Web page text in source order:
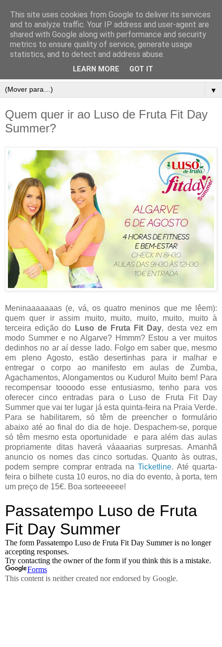
▼
Quem quer ir ao Luso de Fruta Fit Day
Summer?
Meninaaaaaaas (e, vá, os quatro meninos que me lêem):
quem quer ir assim muito, muito, muito, muito, muito à
terceira edição do
Luso de Fruta Fit Day, desta vez em
modo Summer e no Algarve? Hmmm? Estou a ver muitos
dedinhos no ar aí desse lado. Folgo em saber que, mesmo
em pleno Agosto, estão desertinhas para ir malhar e
entregar o corpo ao manifesto em aulas de Zumba,
Agachamentos, Alongamentos ou Kuduro! Muito bem! Para
recompensar toooodo esse entusiasmo, tenho para vos
oferecer cinco entradas para o Luso de Fruta Fit Day
Summer que vai ter lugar já esta quinta-feira na Praia Verde.
Para se habilitarem, só têm de preencher o formulário
abaixo até ao final do dia de hoje. Despachem-se, porque
só têm mesmo esta oportunidade e para além das aulas
propriamente ditas haverá váaaarias surpresas. Amanhã
anuncio os nomes das cinco sortudas. Quanto às outras,
podem sempre comprar entrada naTicketline. Até quarta-
feira o bilhete custa 10 euros, no dia do evento, à porta, tem
um preço de 15€. Boa sorteeeeee!
This site uses cookies from Google to deliver its services
and to analyze traffic. Your IP address and user-agent are
shared with Google along with performance and security
metrics to ensure quality of service, generate usage
statistics, and to detect and address abuse.
LEARN MORE GOT IT